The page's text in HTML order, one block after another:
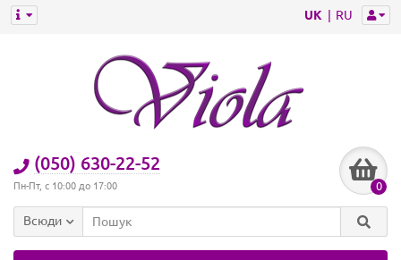
UK RU
(050) 630-22-52
Пн-Пт, с 10:00 до 17:00 0
Всюди